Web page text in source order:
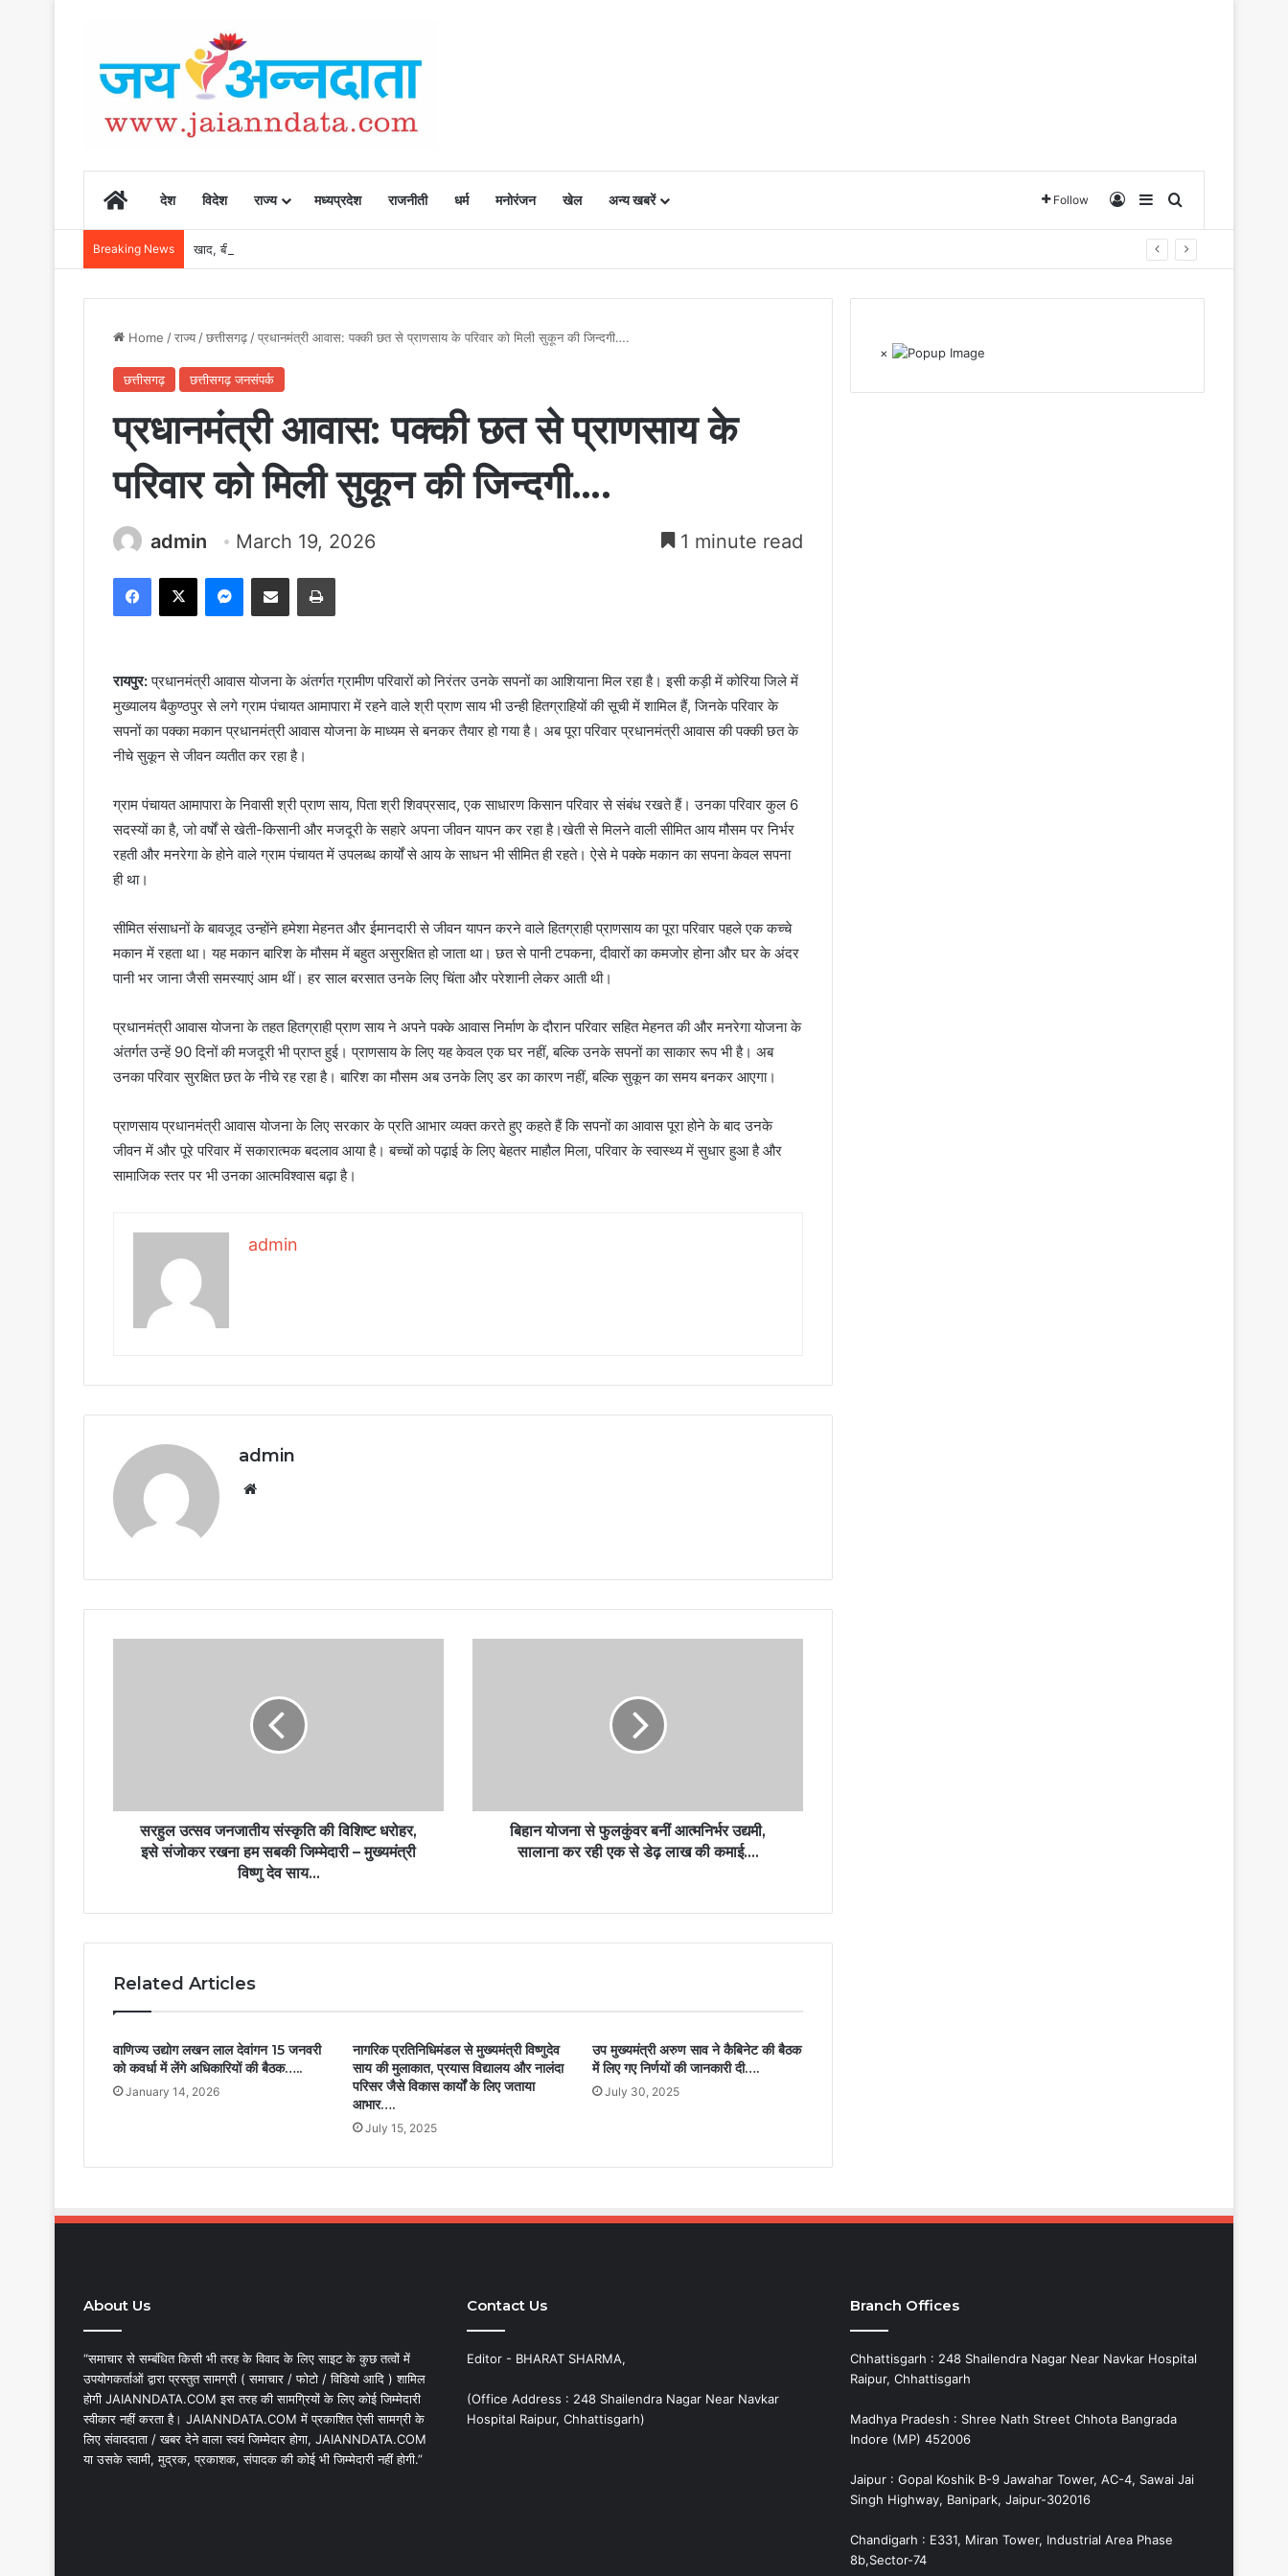
Homeदेश विदेश राज्य मध्यप्रदेश राजनीती धर्म मनोरंजन खेल अन्य खबरें Follow Log InSidebarSearch for
Breaking News खाद, बीज और उर्वरकों की समय पर उपलब्धता से किसानों में उत्साह, नैनो डीएपी और नैनो यूरिया बने किसानों के भरोसेमंद कृषि साथी…..
Home /राज्य/छत्तीसगढ़/प्रधानमंत्री आवास: पक्की छत से प्राणसाय के परिवार को मिली सुकून की जिन्दगी….
छत्तीसगढ़ छत्तीसगढ़ जनसंपर्क
प्रधानमंत्री आवास: पक्की छत से प्राणसाय के
परिवार को मिली सुकून की जिन्दगी….
admin March 19, 2026 1 minute read
Facebook
X Messenger
Share via Email Print
रायपुर:प्रधानमंत्री आवास योजना के अंतर्गत ग्रामीण परिवारों को निरंतर उनके सपनों का आशियाना मिल रहा है। इसी कड़ी में कोरिया जिले में
मुख्यालय बैकुण्ठपुर से लगे ग्राम पंचायत आमापारा में रहने वाले श्री प्राण साय भी उन्ही हितग्राहियों की सूची में शामिल हैं, जिनके परिवार के
सपनों का पक्का मकान प्रधानमंत्री आवास योजना के माध्यम से बनकर तैयार हो गया है। अब पूरा परिवार प्रधानमंत्री आवास की पक्की छत के
नीचे सुकून से जीवन व्यतीत कर रहा है।
ग्राम पंचायत आमापारा के निवासी श्री प्राण साय, पिता श्री शिवप्रसाद, एक साधारण किसान परिवार से संबंध रखते हैं। उनका परिवार कुल 6
सदस्यों का है, जो वर्षों से खेती-किसानी और मजदूरी के सहारे अपना जीवन यापन कर रहा है।खेती से मिलने वाली सीमित आय मौसम पर निर्भर
रहती और मनरेगा के होने वाले ग्राम पंचायत में उपलब्ध कार्यों से आय के साधन भी सीमित ही रहते। ऐसे मे पक्के मकान का सपना केवल सपना
ही था।
सीमित संसाधनों के बावजूद उन्होंने हमेशा मेहनत और ईमानदारी से जीवन यापन करने वाले हितग्राही प्राणसाय का पूरा परिवार पहले एक कच्चे
मकान में रहता था। यह मकान बारिश के मौसम में बहुत असुरक्षित हो जाता था। छत से पानी टपकना, दीवारों का कमजोर होना और घर के अंदर
पानी भर जाना जैसी समस्याएं आम थीं। हर साल बरसात उनके लिए चिंता और परेशानी लेकर आती थी।
प्रधानमंत्री आवास योजना के तहत हितग्राही प्राण साय ने अपने पक्के आवास निर्माण के दौरान परिवार सहित मेहनत की और मनरेगा योजना के
अंतर्गत उन्हें 90 दिनों की मजदूरी भी प्राप्त हुई। प्राणसाय के लिए यह केवल एक घर नहीं, बल्कि उनके सपनों का साकार रूप भी है। अब
उनका परिवार सुरक्षित छत के नीचे रह रहा है। बारिश का मौसम अब उनके लिए डर का कारण नहीं, बल्कि सुकून का समय बनकर आएगा।
प्राणसाय प्रधानमंत्री आवास योजना के लिए सरकार के प्रति आभार व्यक्त करते हुए कहते हैं कि सपनों का आवास पूरा होने के बाद उनके
जीवन में और पूरे परिवार में सकारात्मक बदलाव आया है। बच्चों को पढ़ाई के लिए बेहतर माहौल मिला, परिवार के स्वास्थ्य में सुधार हुआ है और
सामाजिक स्तर पर भी उनका आत्मविश्वास बढ़ा है।
admin
admin
सरहुल उत्सव जनजातीय संस्कृति की विशिष्ट धरोहर,
इसे संजोकर रखना हम सबकी जिम्मेदारी – मुख्यमंत्री
विष्णु देव साय…
बिहान योजना से फुलकुंवर बनीं आत्मनिर्भर उद्यमी,
सालाना कर रही एक से डेढ़ लाख की कमाई….
Related Articles
वाणिज्य उद्योग लखन लाल देवांगन 15 जनवरी
को कवर्धा में लेंगे अधिकारियों की बैठक…..
January 14, 2026
नागरिक प्रतिनिधिमंडल से मुख्यमंत्री विष्णुदेव
साय की मुलाकात, प्रयास विद्यालय और नालंदा
परिसर जैसे विकास कार्यों के लिए जताया
आभार….
July 15, 2025
उप मुख्यमंत्री अरुण साव ने कैबिनेट की बैठक
में लिए गए निर्णयों की जानकारी दी….
July 30, 2025
×
About Us
“समाचार से सम्बंधित किसी भी तरह के विवाद के लिए साइट के कुछ तत्वों में
उपयोगकर्ताओं द्वारा प्रस्तुत सामग्री ( समाचार / फोटो / विडियो आदि ) शामिल
होगी JAIANNDATA.COM इस तरह की सामग्रियों के लिए कोई जिम्मेदारी
स्वीकार नहीं करता है। JAIANNDATA.COM में प्रकाशित ऐसी सामग्री के
लिए संवाददाता / खबर देने वाला स्वयं जिम्मेदार होगा, JAIANNDATA.COM
या उसके स्वामी, मुद्रक, प्रकाशक, संपादक की कोई भी जिम्मेदारी नहीं होगी.”
Contact Us
Editor - BHARAT SHARMA,
(Office Address : 248 Shailendra Nagar Near Navkar
Hospital Raipur, Chhattisgarh)
Branch Offices
Chhattisgarh : 248 Shailendra Nagar Near Navkar Hospital
Raipur, Chhattisgarh
Madhya Pradesh : Shree Nath Street Chhota Bangrada
Indore (MP) 452006
Jaipur : Gopal Koshik B-9 Jawahar Tower, AC-4, Sawai Jai
Singh Highway, Banipark, Jaipur-302016
Chandigarh : E331, Miran Tower, Industrial Area Phase
8b,Sector-74